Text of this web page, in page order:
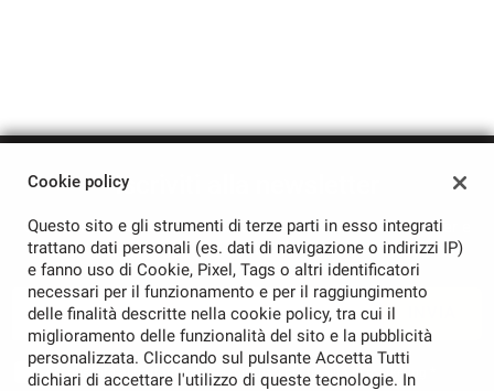
Iscriviti alla newsletter
Compila il modulo sottostante per iscriverti alla newsletter e
ricevere aggiornamenti sulle nostre novità.
Email *
Acconsento al trattamento dei miei dati per finalità di marketing *
Cookie policy
Questo sito e gli strumenti di terze parti in esso integrati
trattano dati personali (es. dati di navigazione o indirizzi IP)
e fanno uso di Cookie, Pixel, Tags o altri identificatori
necessari per il funzionamento e per il raggiungimento
delle finalità descritte nella cookie policy, tra cui il
miglioramento delle funzionalità del sito e la pubblicità
personalizzata. Cliccando sul pulsante Accetta Tutti
dichiari di accettare l'utilizzo di queste tecnologie. In